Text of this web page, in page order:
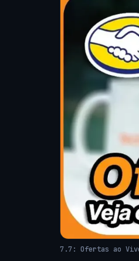
7.7: Ofertas ao